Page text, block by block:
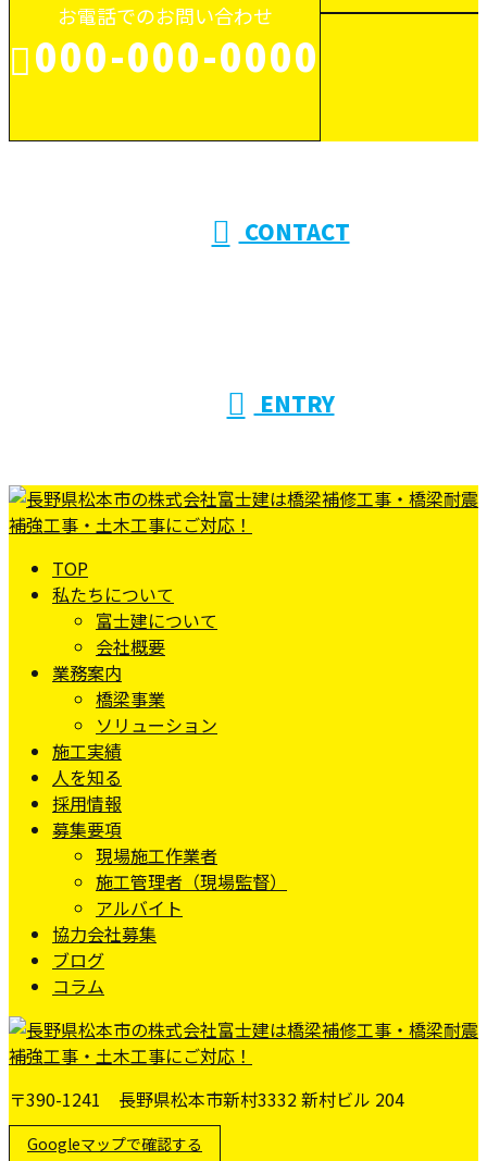
お電話でのお問い合わせ
000-000-0000
CONTACT
ENTRY
TOP
私たちについて
富士建について
会社概要
業務案内
橋梁事業
ソリューション
施工実績
人を知る
採用情報
募集要項
現場施工作業者
施工管理者（現場監督）
アルバイト
協力会社募集
ブログ
コラム
〒390-1241 長野県松本市新村3332 新村ビル 204
Googleマップで確認する